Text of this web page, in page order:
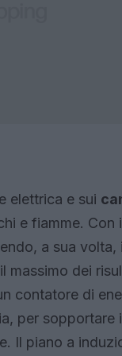
elettrica e sui
e fiamme. Con
a sua volta,
dei
contatore di
per sopportare
Il piano a